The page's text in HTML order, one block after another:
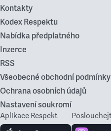
Kontakty
Kodex Respektu
Nabídka předplatného
Inzerce
RSS
Všeobecné obchodní podmínky
Ochrana osobních údajů
Nastavení soukromí
Aplikace Respekt